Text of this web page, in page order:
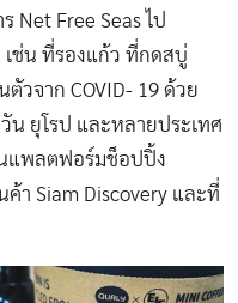
Net Free Seas ไป
เช่น ที่รองแก้ว ที่กดสบู่
วจาก COVID- 19 ด้วย
ยุโรป และหลายประเทศ
นแพลตฟอร์มช็อปปิ้ง
า Siam Discovery และที่